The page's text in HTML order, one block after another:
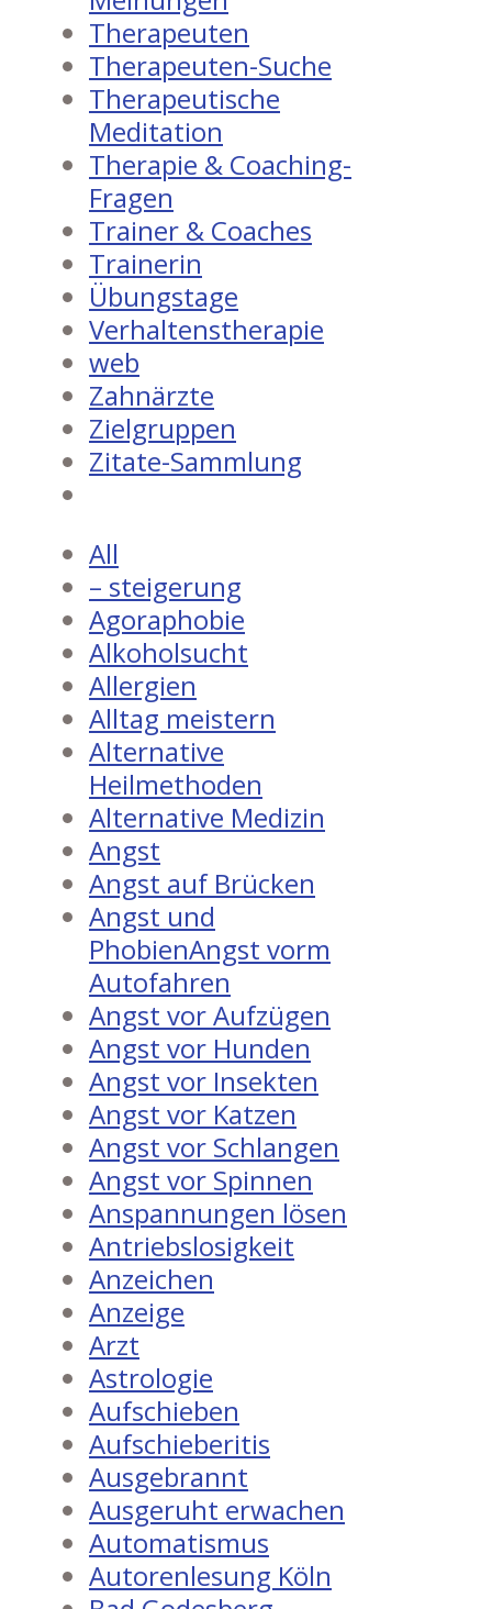
Therapeuten
Therapeuten-Suche
Therapeutische
Meditation
Therapie & Coaching-
Fragen
Trainer & Coaches
Trainerin
Übungstage
Verhaltenstherapie
web
Zahnärzte
Zielgruppen
Zitate-Sammlung
All
– steigerung
Agoraphobie
Alkoholsucht
Allergien
Alltag meistern
Alternative
Heilmethoden
Alternative Medizin
Angst
Angst auf Brücken
Angst und
PhobienAngst vorm
Autofahren
Angst vor Aufzügen
Angst vor Hunden
Angst vor Insekten
Angst vor Katzen
Angst vor Schlangen
Angst vor Spinnen
Anspannungen lösen
Antriebslosigkeit
Anzeichen
Anzeige
Arzt
Astrologie
Aufschieben
Aufschieberitis
Ausgebrannt
Ausgeruht erwachen
Automatismus
Autorenlesung Köln